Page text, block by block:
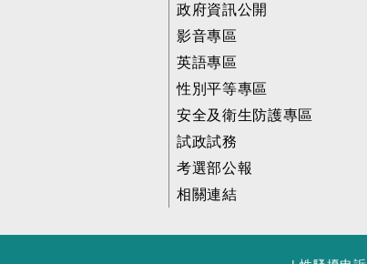
政府資訊公開
影音專區
英語專區
性別平等專區
安全及衛生防護專區
試政試務
考選部公報
相關連結